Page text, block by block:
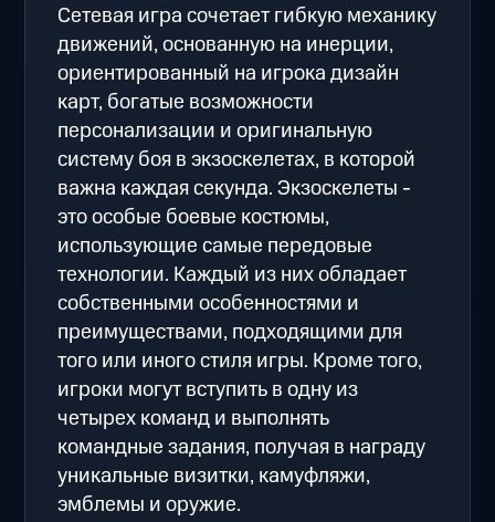
Сетевая игра сочетает гибкую механику
движений, основанную на инерции,
ориентированный на игрока дизайн
карт, богатые возможности
персонализации и оригинальную
систему боя в экзоскелетах, в которой
важна каждая секунда. Экзоскелеты -
это особые боевые костюмы,
использующие самые передовые
технологии. Каждый из них обладает
собственными особенностями и
преимуществами, подходящими для
того или иного стиля игры. Кроме того,
игроки могут вступить в одну из
четырех команд и выполнять
командные задания, получая в награду
уникальные визитки, камуфляжи,
эмблемы и оружие.